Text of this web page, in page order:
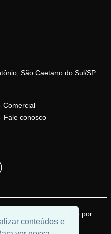
conteúdos e
São Caetano do Sul/SP
Comercial
Fale conosco
J-533 | Desenvolvido por